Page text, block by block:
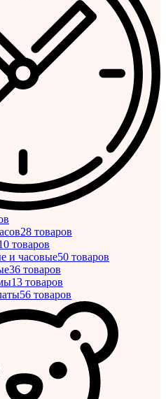
28 товаров
товаров
и часовые50 товаров
36 товаров
13 товаров
56 товаров